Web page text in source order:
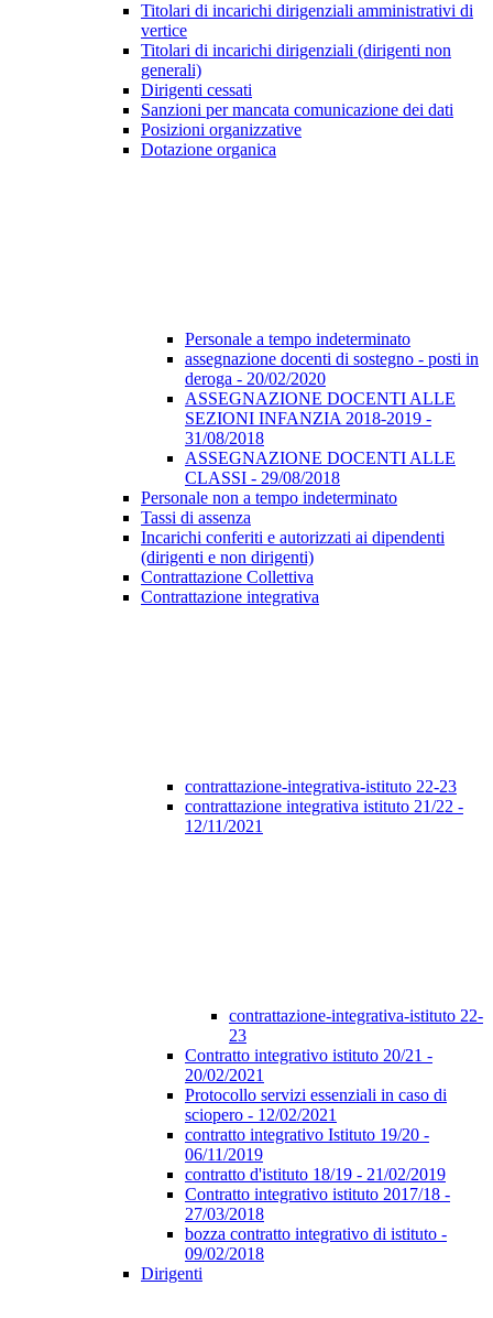
Titolari di incarichi dirigenziali amministrativi di
vertice
Titolari di incarichi dirigenziali (dirigenti non
generali)
Dirigenti cessati
Sanzioni per mancata comunicazione dei dati
Posizioni organizzative
Dotazione organica
Personale a tempo indeterminato
assegnazione docenti di sostegno - posti in
deroga - 20/02/2020
ASSEGNAZIONE DOCENTI ALLE
SEZIONI INFANZIA 2018-2019 -
31/08/2018
ASSEGNAZIONE DOCENTI ALLE
CLASSI - 29/08/2018
Personale non a tempo indeterminato
Tassi di assenza
Incarichi conferiti e autorizzati ai dipendenti
(dirigenti e non dirigenti)
Contrattazione Collettiva
Contrattazione integrativa
contrattazione-integrativa-istituto 22-23
contrattazione integrativa istituto 21/22 -
12/11/2021
contrattazione-integrativa-istituto 22-
23
Contratto integrativo istituto 20/21 -
20/02/2021
Protocollo servizi essenziali in caso di
sciopero - 12/02/2021
contratto integrativo Istituto 19/20 -
06/11/2019
contratto d'istituto 18/19 - 21/02/2019
Contratto integrativo istituto 2017/18 -
27/03/2018
bozza contratto integrativo di istituto -
09/02/2018
Dirigenti